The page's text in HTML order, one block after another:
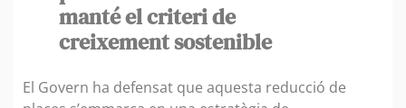
manté el criteri de
creixement sostenible
El Govern ha defensat que aquesta reducció de